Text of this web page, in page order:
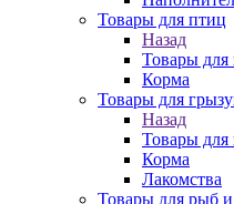
Товары для птиц
Назад
Товары для
Корма
Товары для
Назад
Товары для
Корма
Лакомства
Товары для рыб